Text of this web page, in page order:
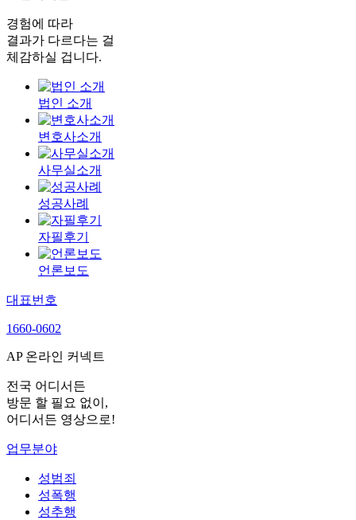
경험에 따라
결과가 다르다는 걸
체감하실 겁니다.
법인 소개
변호사소개
사무실소개
성공사례
자필후기
언론보도
대표번호
1660-0602
AP 온라인 커넥트
전국 어디서든
방문 할 필요 없이,
어디서든 영상으로!
업무분야
성범죄
성폭행
성추행